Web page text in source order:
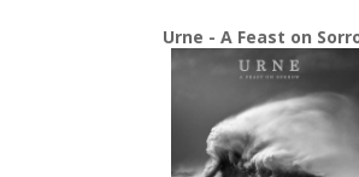
Urne - A Feast on